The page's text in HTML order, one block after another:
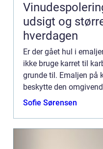
Vinudespolering
udsigt og
hverdagen
Er der gået hul i
ikke bruge karret til
grunde til. Emaljen på
beskytte den
trænger fugt ind i
Sofie Sørensen